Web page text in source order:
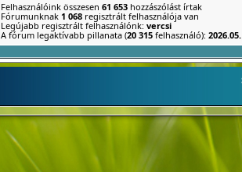
Felhasználóink összesen 61 653hozzászólást írtak
Fórumunknak 1 068regisztrált felhasználója van
Legújabb regisztrált felhasználónk: vercsi
A fórum legaktívabb pillanata (20 315felhasználó):